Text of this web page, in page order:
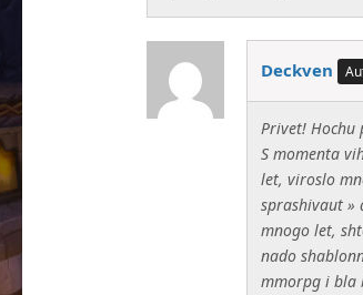
Deckven
Privet! Hochu
S momenta
let, viroslo
sprashivaut »
mnogo let,
nado
mmorpg i bla